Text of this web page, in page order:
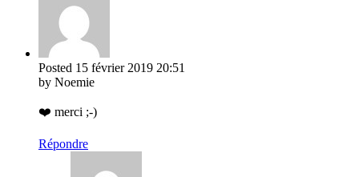
Posted 15 février 2019 20:51
by Noemie
❤️ merci ;-)
Répondre